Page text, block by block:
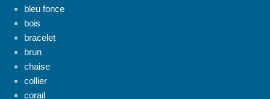
bleu fonce
bois
bracelet
brun
chaise
collier
corail